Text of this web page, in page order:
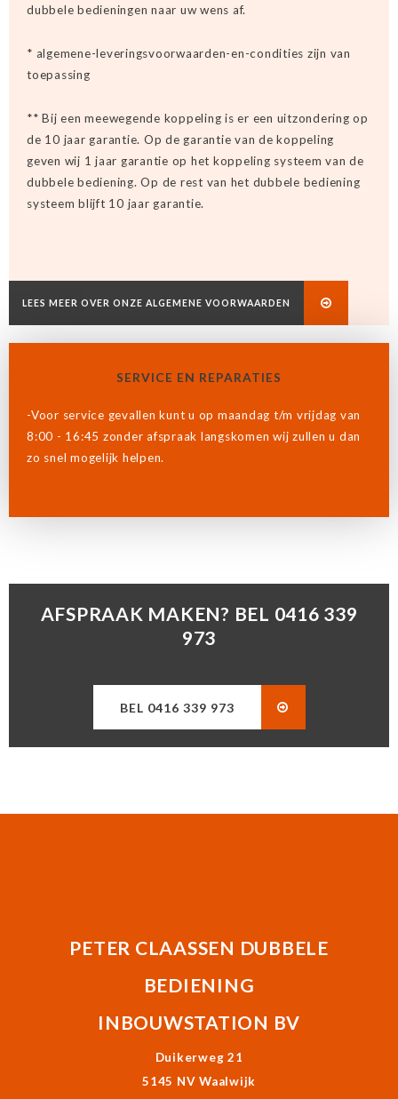
dubbele bedieningen naar uw wens af.
* algemene-leveringsvoorwaarden-en-condities zijn van
toepassing
** Bij een meewegende koppeling is er een uitzondering op
de 10 jaar garantie. Op de garantie van de koppeling
geven wij 1 jaar garantie op het koppeling systeem van de
dubbele bediening. Op de rest van het dubbele bediening
systeem blijft 10 jaar garantie.
LEES MEER OVER ONZE ALGEMENE VOORWAARDEN
SERVICE EN REPARATIES
-Voor service gevallen kunt u op maandag t/m vrijdag van
8:00 - 16:45 zonder afspraak langskomen wij zullen u dan
zo snel mogelijk helpen.
AFSPRAAK MAKEN? BEL 0416 339
973
BEL 0416 339 973
PETER CLAASSEN DUBBELE
BEDIENING
INBOUWSTATION BV
Duikerweg 21
5145 NV Waalwijk